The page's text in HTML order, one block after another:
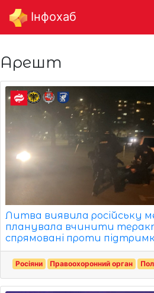
Інфохаб
Арешт
Литва виявила російську
планувала вчинити
спрямовані проти
Росіяни Правоохоронний орган